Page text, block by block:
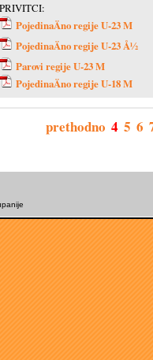
PRIVITCI:
PojedinaÄno regije U-23 M
PojedinaÄno regije U-23 Å½
Parovi regije U-23 M
PojedinaÄno regije U-18 M
prethodno 4 5 6